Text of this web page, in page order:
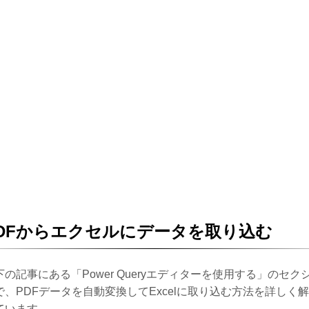
からエクセルにデータを取り込む
の記事にある「Power Queryエディターを使用する」のセク
、PDFデータを自動変換してExcelに取り込む方法を詳しく